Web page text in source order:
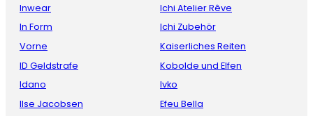
Inwear
In Form
Vorne
ID Geldstrafe
Idano
Ilse Jacobsen
Ichi Atelier Rêve
Ichi Zubehör
Kaiserliches Reiten
Kobolde und Elfen
Ivko
Efeu Bella